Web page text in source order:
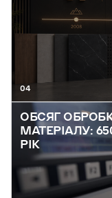
04
ОБСЯГ
МАТЕРІАЛУ:
РІК